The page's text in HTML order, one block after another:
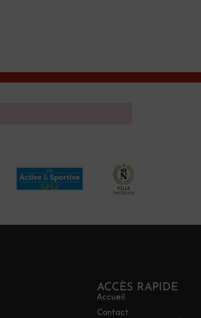
ACCÈS RAPIDE
Accueil
Contact